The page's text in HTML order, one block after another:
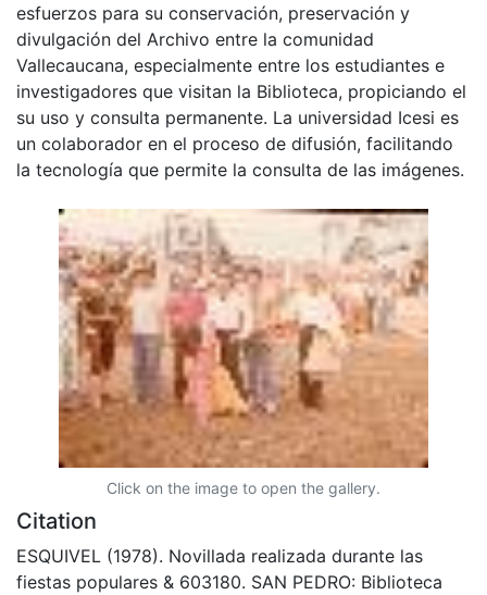
esfuerzos para su conservación, preservación y
divulgación del Archivo entre la comunidad
Vallecaucana, especialmente entre los estudiantes e
investigadores que visitan la Biblioteca, propiciando el
su uso y consulta permanente. La universidad Icesi es
un colaborador en el proceso de difusión, facilitando
la tecnología que permite la consulta de las imágenes.
Click on the image to open the gallery.
Citation
ESQUIVEL (1978). Novillada realizada durante las
fiestas populares & 603180. SAN PEDRO: Biblioteca